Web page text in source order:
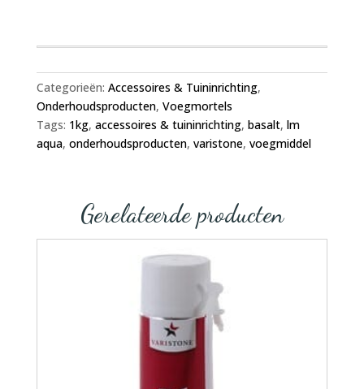
Categorieën: Accessoires & Tuininrichting,
Onderhoudsproducten, Voegmortels
Tags: 1kg, accessoires & tuininrichting, basalt, lm
aqua, onderhoudsproducten, varistone, voegmiddel
Gerelateerde producten